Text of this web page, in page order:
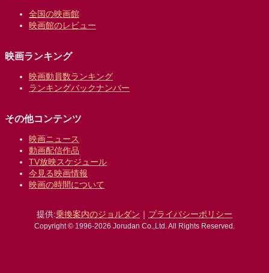
全国の映画館
映画館のレビュー
映画ランキング
映画動員数ランキング
ランキングバックナンバー
その他コンテンツ
映画ニュース
動画配信作品
TV放映スケジュール
今見る映画情報
映画の時間について
提供:乗換案内のジョルダン ｜ プライバシーポリシー
Copyright © 1996-2026 Jorudan Co.,Ltd. All Rights Reserved.